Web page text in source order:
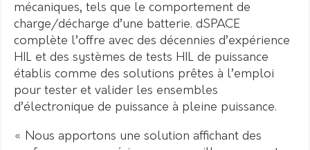
mécaniques, tels que le comportement de
charge/décharge d’une batterie. dSPACE
complète l’offre avec des décennies d’expérience
HIL et des systèmes de tests HIL de puissance
établis comme des solutions prêtes à l’emploi
pour tester et valider les ensembles
d’électronique de puissance à pleine puissance.
« Nous apportons une solution affichant des